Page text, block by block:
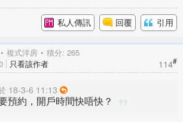
私人傳訊 回覆 引用
複式洋房 積分: 265
114#
只看該作者
18-3-6 11:13
預約，開戶時間快唔快？